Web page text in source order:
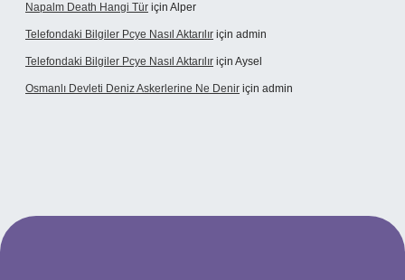
Napalm Death Hangi Tür için Alper
Telefondaki Bilgiler Pcye Nasıl Aktarılır için admin
Telefondaki Bilgiler Pcye Nasıl Aktarılır için Aysel
Osmanlı Devleti Deniz Askerlerine Ne Denir için admin
giriş